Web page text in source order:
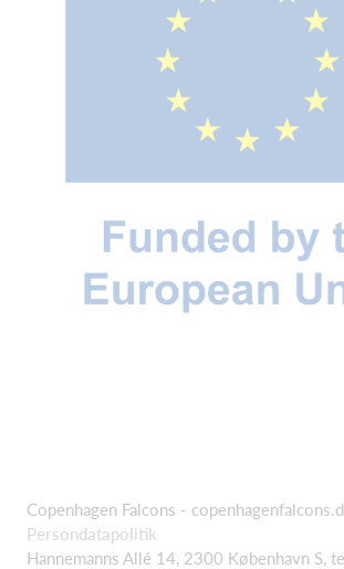
Copenhagen Falcons -
Persondatapolitik
Hannemanns Allé 14, 2300 København S,